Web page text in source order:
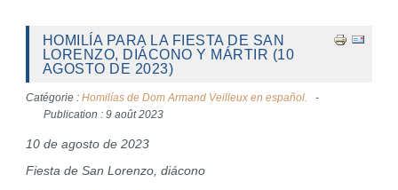
HOMILÍA PARA LA FIESTA DE SAN
LORENZO, DIÁCONO Y MÁRTIR (10
AGOSTO DE 2023)
Catégorie : Homilías de Dom Armand Veilleux en español.
Publication : 9 août 2023
10 de agosto de 2023
Fiesta de San Lorenzo, diácono